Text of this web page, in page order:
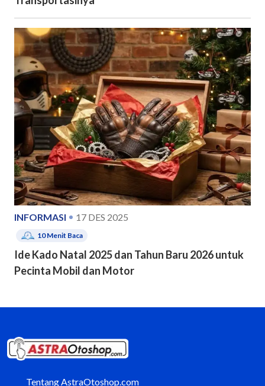
INFORMASI 17 DES 2025
10Menit Baca
Ide Kado Natal 2025 dan Tahun Baru 2026 untuk
Pecinta Mobil dan Motor
Tentang AstraOtoshop.com